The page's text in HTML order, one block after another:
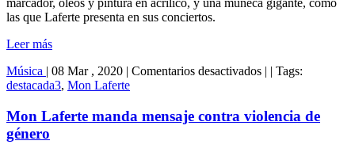
de
marcador, óleos y pintura en acrílico, y una muñeca gigante, como
las que Laferte presenta en sus conciertos.
Leer más
Música | 08 Mar , 2020 | Comentarios desactivadosen
manda
mensaje
| | Tags:
destacada3, Mon Laferte
Mon Laferte manda mensaje contra violencia de
género